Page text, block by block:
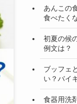
あんこの
食べたく
初夏の候
例文は？
ブッフェ
い？バイ
食器用洗